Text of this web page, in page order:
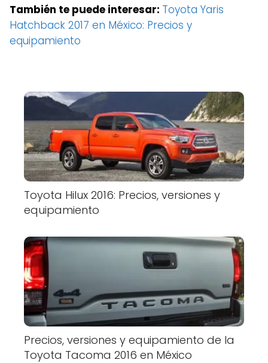
También te puede interesar: Toyota Yaris
Hatchback 2017 en México: Precios y
equipamiento
Toyota Hilux 2016: Precios, versiones y
equipamiento
Precios, versiones y equipamiento de la
Toyota Tacoma 2016 en México